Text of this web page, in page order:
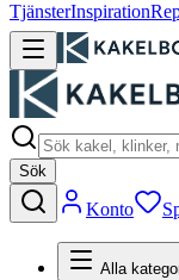
TjänsterInspiration
Sök
Konto
Alla